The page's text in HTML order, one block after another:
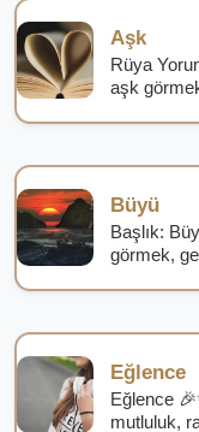
Aşk
Rüya
aşk
Büyü
Başlık:
görmek,
Eğlence
Eğlence
mutluluk,